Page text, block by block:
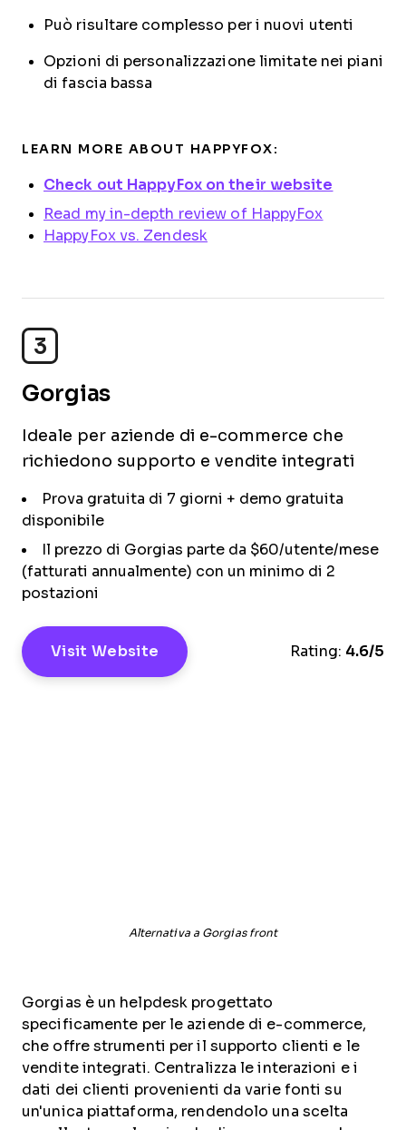
Può risultare complesso per i nuovi utenti
Opzioni di personalizzazione limitate nei piani
di fascia bassa
LEARN MORE ABOUT HAPPYFOX:
Check out HappyFox on their website
Read my in-depth review of HappyFox
HappyFox vs. Zendesk
3
Gorgias
Ideale per aziende di e-commerce che
richiedono supporto e vendite integrati
Prova gratuita di 7 giorni + demo gratuita
disponibile
Il prezzo di Gorgias parte da $60/utente/mese
(fatturati annualmente) con un minimo di 2
postazioni
Visit Website Rating: 4.6/5
Alternativa a Gorgias front
Gorgias è un helpdesk progettato
specificamente per le aziende di e-commerce,
che offre strumenti per il supporto clienti e le
vendite integrati. Centralizza le interazioni e i
dati dei clienti provenienti da varie fonti su
un'unica piattaforma, rendendolo una scelta